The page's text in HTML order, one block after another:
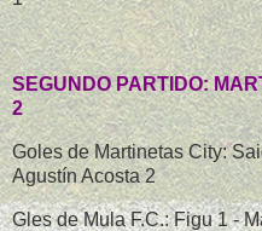
SEGUNDO PARTIDO:
2
Goles de Martinetas City:
Agustín Acosta 2
Gles de Mula F.C.: Figu 1 -